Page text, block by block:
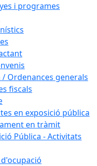
i programes
Ordenances generals
fiscals
en exposició pública
en tràmit
Pública - Activitats